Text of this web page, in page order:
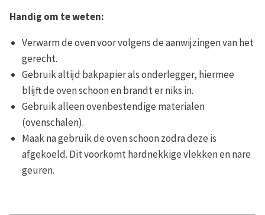
Handig om te weten:
Verwarm de oven voor volgens de aanwijzingen van het
gerecht.
Gebruik altijd bakpapier als onderlegger, hiermee
blijft de oven schoon en brandt er niks in.
Gebruik alleen ovenbestendige materialen
(ovenschalen).
Maak na gebruik de oven schoon zodra deze is
afgekoeld. Dit voorkomt hardnekkige vlekken en nare
geuren.